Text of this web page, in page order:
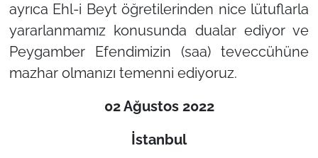
ayrıca Ehl-i Beyt öğretilerinden nice lütuflarla
yararlanmamız konusunda dualar ediyor ve
Peygamber Efendimizin (saa) teveccühüne
mazhar olmanızı temenni ediyoruz.
02 Ağustos 2022
İstanbul